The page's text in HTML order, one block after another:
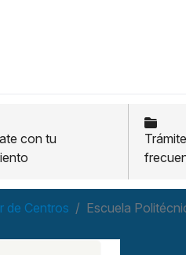
con tu
de Centros Escuela